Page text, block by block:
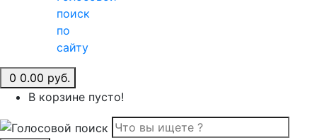
поиск
по
сайту
0 0.00 руб.
В корзине пусто!